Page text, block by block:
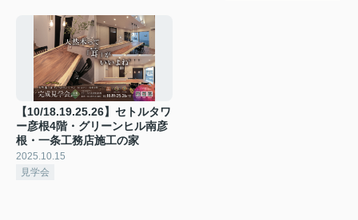
【10/18.19.25.26】セトルタワ
ー彦根4階・グリーンヒル南彦
根・一条工務店施工の家
2025.10.15
見学会